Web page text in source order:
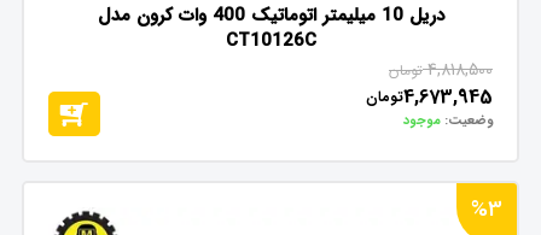
دریل 10 میلیمتر اتوماتیک 400 وات کرون مدل
CT10126C
4,818,500 تومان
4,673,945تومان
وضعیت: موجود
%3